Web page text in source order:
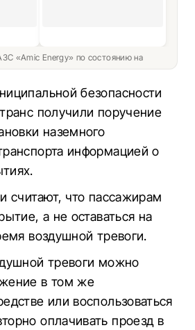
«Amic Energy» по состоянию на
безопасности
получили поручение
наземного
информацией о
считают, что пассажирам
а не оставаться на
воздушной тревоги.
тревоги можно
в том же
или воспользоваться
оплачивать проезд в